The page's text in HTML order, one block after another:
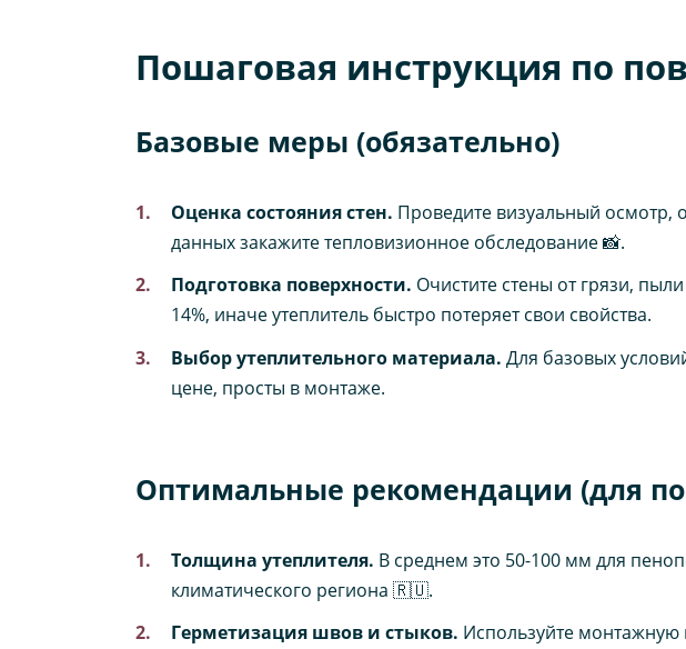
Пошаговая инструкция по
Базовые меры (обязательно)
Оценка состояния стен. Проведите визуальный осмотр,
данных закажите тепловизионное обследование 📸.
Подготовка поверхности. Очистите стены от грязи,
14%, иначе утеплитель быстро потеряет свои свойства.
Выбор утеплительного материала. Для базовых
цене, просты в монтаже.
Оптимальные рекомендации (для
Толщина утеплителя. В среднем это 50-100 мм для
климатического региона 🇷🇺.
Герметизация швов и стыков. Используйте монтажную